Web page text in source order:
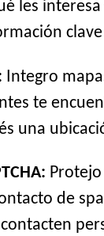
les
Integro
te
una
de